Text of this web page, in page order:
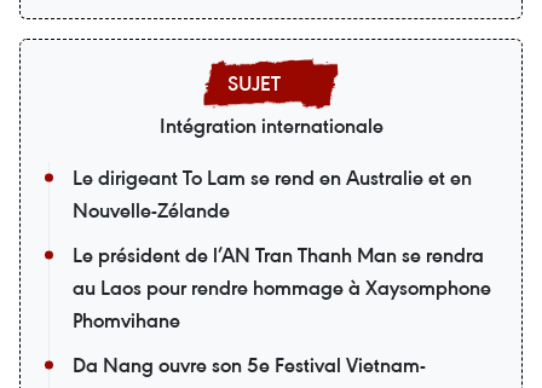
Intégration internationale
Le dirigeant To Lam se rend en Australie et en
Nouvelle-Zélande
Le président de l’AN Tran Thanh Man se rendra
au Laos pour rendre hommage à Xaysomphone
Phomvihane
Da Nang ouvre son 5e Festival Vietnam-